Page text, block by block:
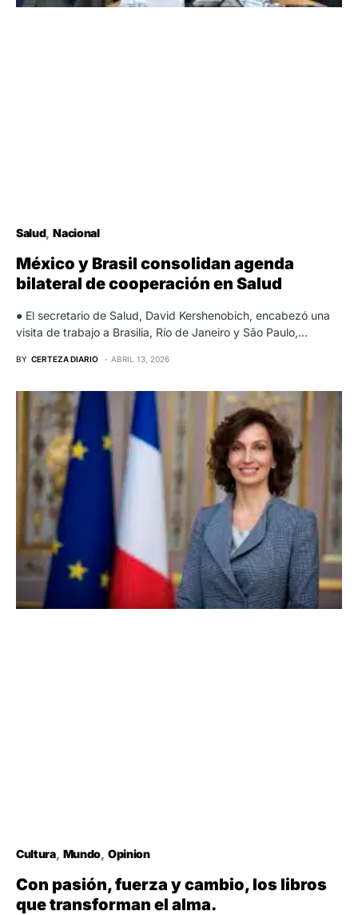
Salud Nacional
México y Brasil consolidan agenda
bilateral de cooperación en Salud
● El secretario de Salud, David Kershenobich, encabezó una
visita de trabajo a Brasilia, Río de Janeiro y São Paulo,…
BY CERTEZA DIARIO ABRIL 13, 2026
Cultura Mundo Opinion
Con pasión, fuerza y cambio, los libros
que transforman el alma.